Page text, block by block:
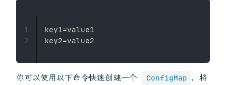
key1=value1
1
2
你可以使用以下命令快速创建一个 ConfigMap
，将